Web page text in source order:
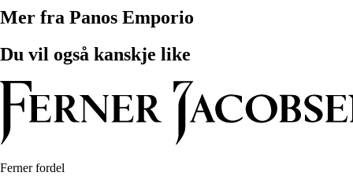
Mer fra Panos Emporio
Du vil også kanskje like
Ferner fordel